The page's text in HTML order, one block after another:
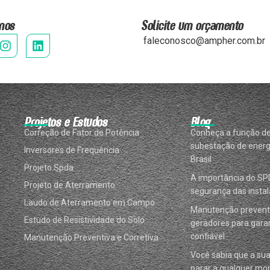
Solicite um orçamento
faleconosco@ampher.com.br
Projetos e Estudos
Correção de Fator de Potência
Inversores de Frequência
Projeto Spda
Projeto de Aterramento
Laudo de Aterramento em Campo
Estudo de Resistividade do Solo
Manutenção Preventiva e Corretiva
Blog
Conheça a função
subestação de
Brasil
A importância do
segurança das
Manutenção
geradores para
confiável
Você sabia que a